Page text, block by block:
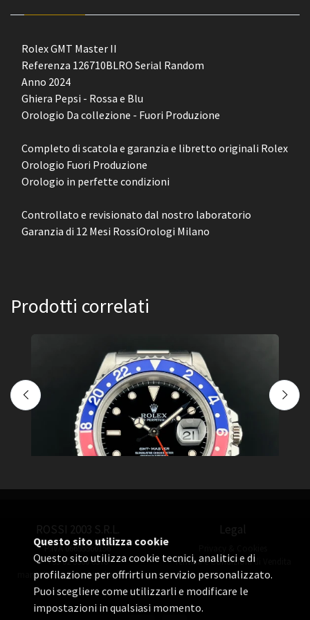
Rolex GMT Master II
Referenza 126710BLRO Serial Random
Anno 2024
Ghiera Pepsi - Rossa e Blu
Orologio Da collezione - Fuori Produzione
Completo di scatola e garanzia e libretto originali Rolex
Orologio Fuori Produzione
Orologio in perfette condizioni
Controllato e revisionato dal nostro laboratorio
Garanzia di 12 Mesi RossiOrologi Milano
Prodotti correlati
GMT
Rolex GMT Master I Pepsi Tritium
ROSSI 2003 S.R.L.
P.IVA 06655560156
+39 02 3360 8378
manuel.rossi@rossiorologi.com
Legal
Termini e Condizioni di Vendita
Questo sito utilizza cookie
Questo sito utilizza cookie tecnici, analitici e di
profilazione per offrirti un servizio personalizzato.
Puoi scegliere come utilizzarli e modificare le
impostazioni in qualsiasi momento.